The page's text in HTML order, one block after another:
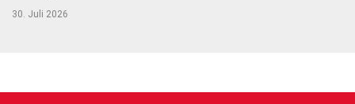
30. Juli 2026